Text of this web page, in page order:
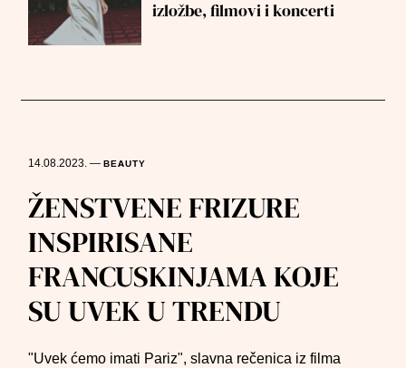
izložbe, filmovi i koncerti
14.08.2023.—BEAUTY
ŽENSTVENE FRIZURE
INSPIRISANE
FRANCUSKINJAMA KOJE
SU UVEK U TRENDU
"Uvek ćemo imati Pariz", slavna rečenica iz filma